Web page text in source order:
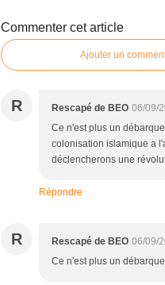
Commenter cet article
Ajouter un
R Rescapé de BEO 06/09/
Ce n'est plus un
colonisation islamique a
déclencherons une
Répondre
R Rescapé de BEO 06/09/
Ce n'est plus un